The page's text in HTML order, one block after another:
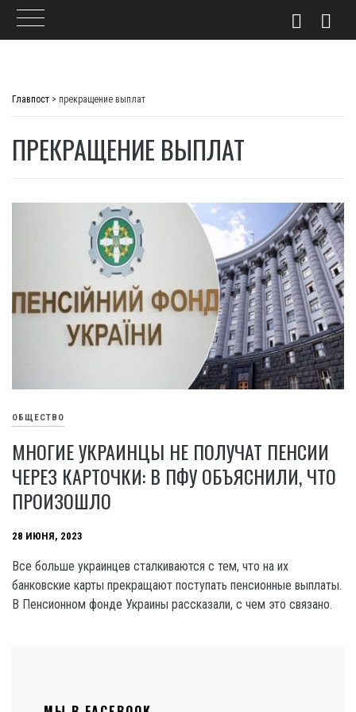
Главпост > прекращение выплат
ПРЕКРАЩЕНИЕ ВЫПЛАТ
ОБЩЕСТВО
МНОГИЕ УКРАИНЦЫ НЕ ПОЛУЧАТ ПЕНСИИ
ЧЕРЕЗ КАРТОЧКИ: В ПФУ ОБЪЯСНИЛИ, ЧТО
ПРОИЗОШЛО
28 ИЮНЯ, 2023
Все больше украинцев сталкиваются с тем, что на их
банковские карты прекращают поступать пенсионные выплаты.
В Пенсионном фонде Украины рассказали, с чем это связано.